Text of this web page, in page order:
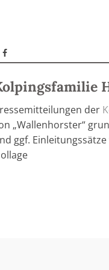
der
„Wallenhorster“
ggf.